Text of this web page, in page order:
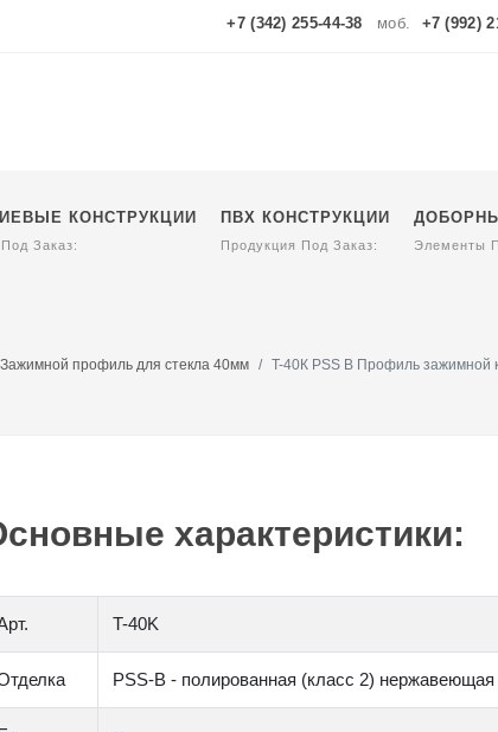
+7 (342) 255-44-38 моб. +7 (992)
КОНСТРУКЦИИ
Заказ:
ПВХ КОНСТРУКЦИИ
Продукция Под Заказ: Элементы
Зажимной профиль для стекла 40мм T-40К PSS B Профиль зажимной
характеристики:
T-40K
PSS-B - полированная (класс 2) нержавеющая